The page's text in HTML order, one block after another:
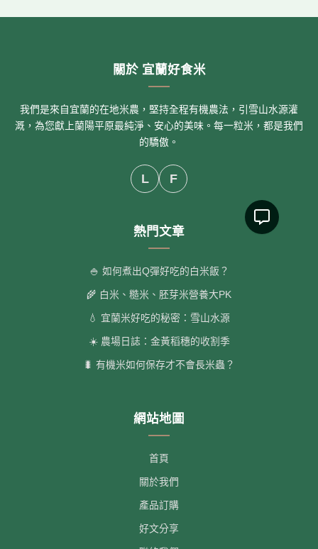
關於 宜蘭好食米
我們是來自宜蘭的在地米農，堅持全程有機農法，引雪山水源灌
溉，為您獻上蘭陽平原最純淨、安心的美味。每一粒米，都是我們
的驕傲。
L F
熱門文章
🍚 如何煮出Q彈好吃的白米飯？
🌾 白米、糙米、胚芽米營養大PK
💧 宜蘭米好吃的秘密：雪山水源
☀️ 農場日誌：金黃稻穗的收割季
🐛 有機米如何保存才不會長米蟲？
網站地圖
首頁
關於我們
產品訂購
好文分享